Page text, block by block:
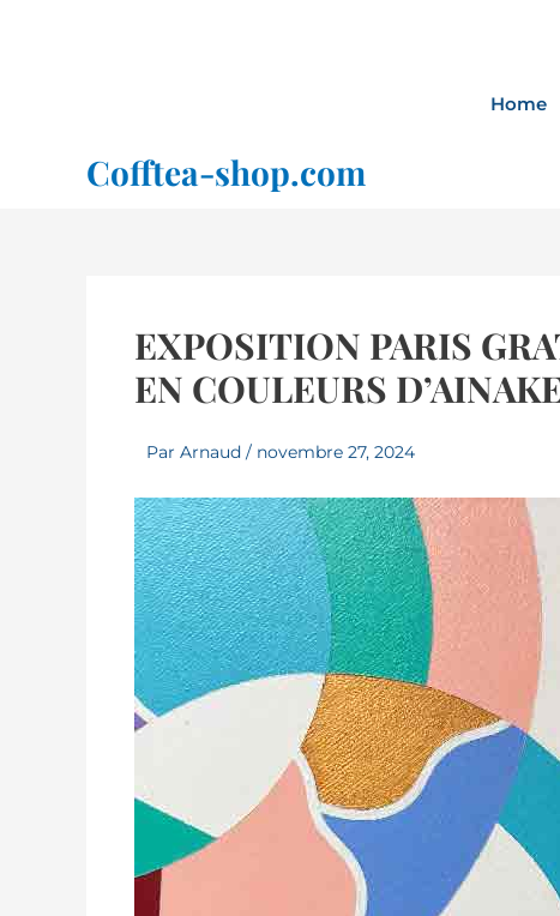
Cofftea-shop.com
Home
EXPOSITION PARIS
EN COULEURS
Par Arnaud / novembre 27, 2024